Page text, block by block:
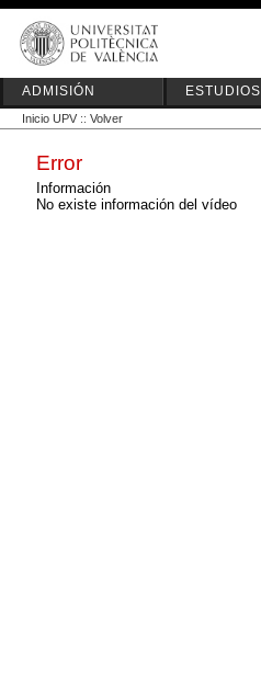
ADMISIÓN ESTUDIOS
Inicio UPV :: Volver
Error
Información
No existe información del vídeo